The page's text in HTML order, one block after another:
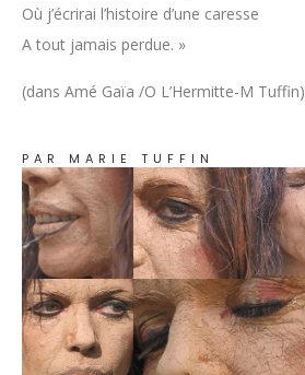
Où j’écrirai l’histoire d’une caresse
A tout jamais perdue. »
(dans Amé Gaïa /O L’Hermitte-M Tuffin)
PAR MARIE TUFFIN